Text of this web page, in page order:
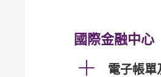
國際金融中心
電子帳單